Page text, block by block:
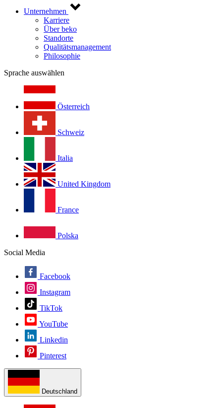
Unternehmen
Karriere
Über beko
Standorte
Qualitätsmanagement
Philosophie
Sprache auswählen
Österreich
Schweiz
Italia
United Kingdom
France
Polska
Social Media
Facebook
Instagram
TikTok
YouTube
Linkedin
Pinterest
Deutschland